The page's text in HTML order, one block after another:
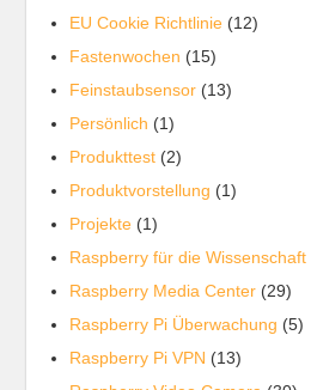
EU Cookie Richtlinie (12)
Fastenwochen (15)
Feinstaubsensor (13)
Persönlich (1)
Produkttest (2)
Produktvorstellung (1)
Projekte (1)
Raspberry für die Wissenschaft
Raspberry Media Center (29)
Raspberry Pi Überwachung (5)
Raspberry Pi VPN (13)